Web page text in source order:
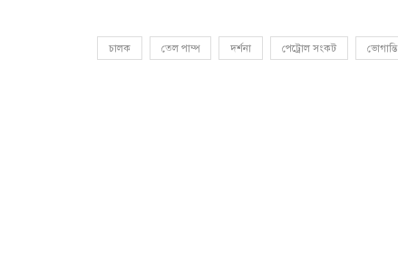
চালক তেল পাম্প দর্শনা পেট্রোল সংকট ভোগান্তি